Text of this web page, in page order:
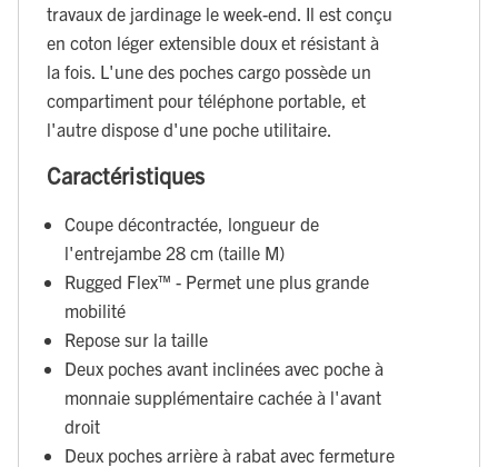
travaux de jardinage le week-end. Il est conçu
en coton léger extensible doux et résistant à
la fois. L'une des poches cargo possède un
compartiment pour téléphone portable, et
l'autre dispose d'une poche utilitaire.
Caractéristiques
Coupe décontractée, longueur de
l'entrejambe 28 cm (taille M)
Rugged Flex™ - Permet une plus grande
mobilité
Repose sur la taille
Deux poches avant inclinées avec poche à
monnaie supplémentaire cachée à l'avant
droit
Deux poches arrière à rabat avec fermeture